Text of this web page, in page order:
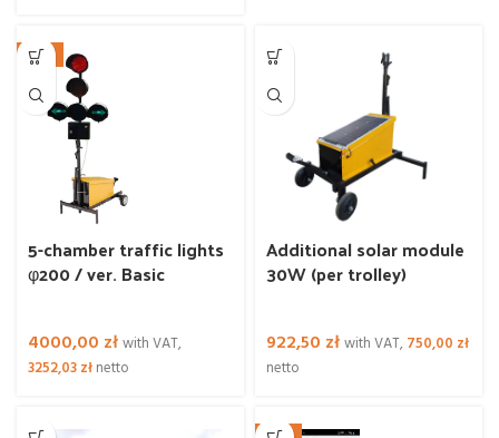
NEW
5-chamber traffic lights
φ200 / ver. Basic
4000,00 złwith VAT,
3252,03złnetto
Additional solar module
30W (per trolley)
922,50 złwith VAT,750,00 zł
netto